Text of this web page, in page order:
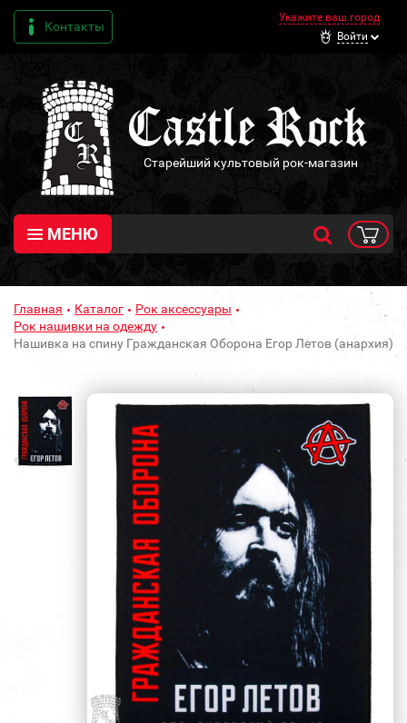
Контакты
Укажите ваш город
Войти
Старейший культовый рок-магазин
МЕНЮ
Главная Каталог
Рок аксессуары
Рок нашивки на одежду
Нашивка на спину Гражданская Оборона Егор Летов (анархия)